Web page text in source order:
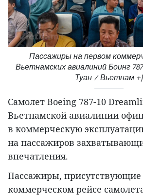
Пассажиры на первом
Вьетнамских авиалиний Боинг
Туан / Вьетнам +)
Самолет Boeing 787-10
Вьетнамской авиалинии
в коммерческую
на пассажиров
впечатления.
Пассажиры,
коммерческом рейсе